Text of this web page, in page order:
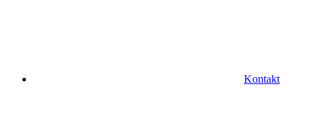
Kontakt